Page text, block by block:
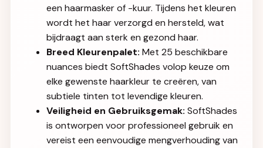
een haarmasker of -kuur. Tijdens het kleuren
wordt het haar verzorgd en hersteld, wat
bijdraagt aan sterk en gezond haar.
Breed Kleurenpalet: Met 25 beschikbare
nuances biedt SoftShades volop keuze om
elke gewenste haarkleur te creëren, van
subtiele tinten tot levendige kleuren.
Veiligheid en Gebruiksgemak: SoftShades
is ontworpen voor professioneel gebruik en
vereist een eenvoudige mengverhouding van